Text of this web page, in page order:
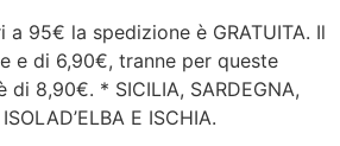
95€ la spedizione è GRATUITA. Il
e di 6,90€, tranne per queste
di 8,90€. * SICILIA, SARDEGNA,
E ISCHIA.